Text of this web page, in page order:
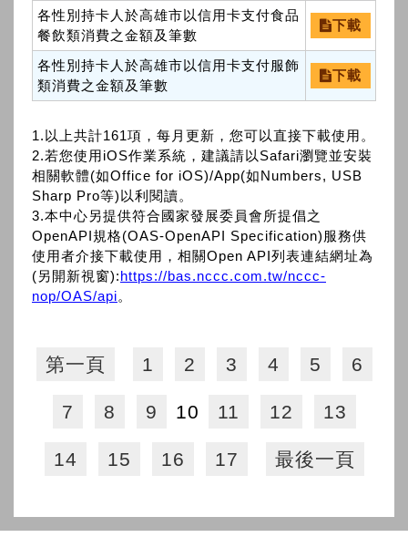
各性別持卡人於高雄市以信用卡支付食品
餐飲類消費之金額及筆數
下載
各性別持卡人於高雄市以信用卡支付服飾
類消費之金額及筆數
下載
1.以上共計161項，每月更新，您可以直接下載使用。
2.若您使用iOS作業系統，建議請以Safari瀏覽並安裝
相關軟體(如Office for iOS)/App(如Numbers, USB
Sharp Pro等)以利閱讀。
3.本中心另提供符合國家發展委員會所提倡之
OpenAPI規格(OAS-OpenAPI Specification)服務供
使用者介接下載使用，相關Open API列表連結網址為
(另開新視窗):https://bas.nccc.com.tw/nccc-
nop/OAS/api。
第一頁 1 2 3 4 5 6
7 8 9 10 11 12 13
14 15 16 17 最後一頁